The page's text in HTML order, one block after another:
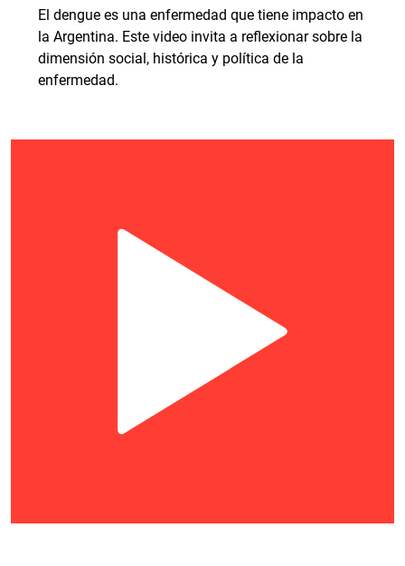
El dengue es una enfermedad que tiene impacto en
la Argentina. Este video invita a reflexionar sobre la
dimensión social, histórica y política de la
enfermedad.